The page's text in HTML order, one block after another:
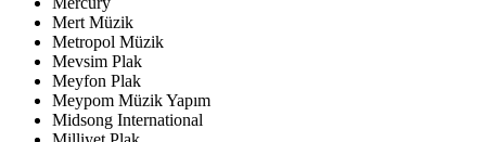
Mert Müzik
Metropol Müzik
Mevsim Plak
Meyfon Plak
Meypom Müzik Yapım
Midsong International